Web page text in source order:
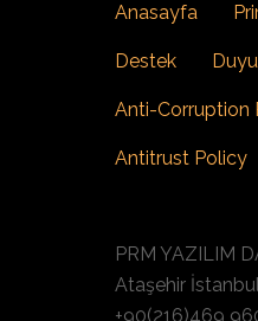
Anasayfa
Destek
Anti-Corruption
Antitrust Policy
PRM YAZILIM
Ataşehir
+90(216)469